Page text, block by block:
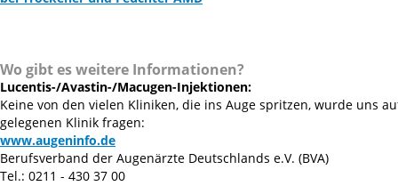
Wo gibt es weitere Informationen?
Lucentis-/Avastin-/Macugen-Injektionen:
Keine von den vielen Kliniken, die ins Auge spritzen, wurde uns
gelegenen Klinik fragen:
www.augeninfo.de
Berufsverband der Augenärzte Deutschlands e.V. (BVA)
Tel.: 0211 - 430 37 00